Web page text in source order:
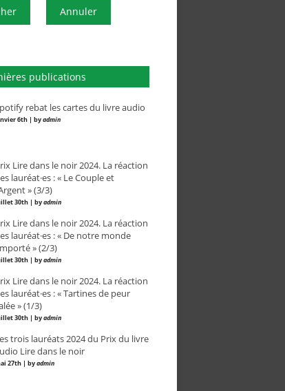
Annuler
publications
rebat les cartes du livre audio
6th | byadmin
Lire dans le noir 2024. La réaction
lauréat·es : « Le Couple et
» (3/3)
30th | byadmin
Lire dans le noir 2024. La réaction
lauréat·es : « De notre monde
» (2/3)
30th | byadmin
Lire dans le noir 2024. La réaction
lauréat·es : « Tartines de peur
» (1/3)
30th | byadmin
trois lauréats 2024 du Prix du livre
Lire dans le noir
27th | byadmin